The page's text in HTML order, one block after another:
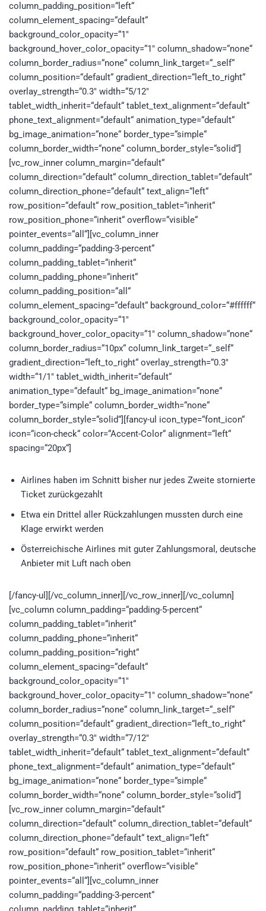
column_padding_position=“left“
column_element_spacing=“default“
background_color_opacity=“1″
background_hover_color_opacity=“1″ column_shadow=“none“
column_border_radius=“none“ column_link_target=“_self“
column_position=“default“ gradient_direction=“left_to_right“
overlay_strength=“0.3″ width=“5/12″
tablet_width_inherit=“default“ tablet_text_alignment=“default“
phone_text_alignment=“default“ animation_type=“default“
bg_image_animation=“none“ border_type=“simple“
column_border_width=“none“ column_border_style=“solid“]
[vc_row_inner column_margin=“default“
column_direction=“default“ column_direction_tablet=“default“
column_direction_phone=“default“ text_align=“left“
row_position=“default“ row_position_tablet=“inherit“
row_position_phone=“inherit“ overflow=“visible“
pointer_events=“all“][vc_column_inner
column_padding=“padding-3-percent“
column_padding_tablet=“inherit“
column_padding_phone=“inherit“
column_padding_position=“all“
column_element_spacing=“default“ background_color=“#ffffff“
background_color_opacity=“1″
background_hover_color_opacity=“1″ column_shadow=“none“
column_border_radius=“10px“ column_link_target=“_self“
gradient_direction=“left_to_right“ overlay_strength=“0.3″
width=“1/1″ tablet_width_inherit=“default“
animation_type=“default“ bg_image_animation=“none“
border_type=“simple“ column_border_width=“none“
column_border_style=“solid“][fancy-ul icon_type=“font_icon“
icon=“icon-check“ color=“Accent-Color“ alignment=“left“
spacing=“20px“]
Airlines haben im Schnitt bisher nur jedes Zweite stornierte
Ticket zurückgezahlt
Etwa ein Drittel aller Rückzahlungen mussten durch eine
Klage erwirkt werden
Österreichische Airlines mit guter Zahlungsmoral, deutsche
Anbieter mit Luft nach oben
[/fancy-ul][/vc_column_inner][/vc_row_inner][/vc_column]
[vc_column column_padding=“padding-5-percent“
column_padding_tablet=“inherit“
column_padding_phone=“inherit“
column_padding_position=“right“
column_element_spacing=“default“
background_color_opacity=“1″
background_hover_color_opacity=“1″ column_shadow=“none“
column_border_radius=“none“ column_link_target=“_self“
column_position=“default“ gradient_direction=“left_to_right“
overlay_strength=“0.3″ width=“7/12″
tablet_width_inherit=“default“ tablet_text_alignment=“default“
phone_text_alignment=“default“ animation_type=“default“
bg_image_animation=“none“ border_type=“simple“
column_border_width=“none“ column_border_style=“solid“]
[vc_row_inner column_margin=“default“
column_direction=“default“ column_direction_tablet=“default“
column_direction_phone=“default“ text_align=“left“
row_position=“default“ row_position_tablet=“inherit“
row_position_phone=“inherit“ overflow=“visible“
pointer_events=“all“][vc_column_inner
column_padding=“padding-3-percent“